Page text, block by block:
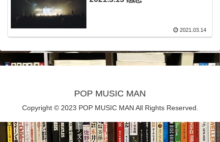
2021.03.14
POP MUSIC MAN
Copyright © 2023 POP MUSIC MAN All Rights Reserved.